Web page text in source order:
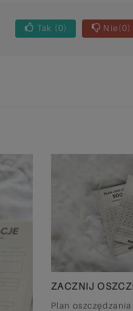
JAKI MASZ BODY COUNT?
Body count - im więcej tym
A może im mniej tym lepiej?
Czytaj więcej
Tak (0) Nie(0)
ZACZNIJ
Plan